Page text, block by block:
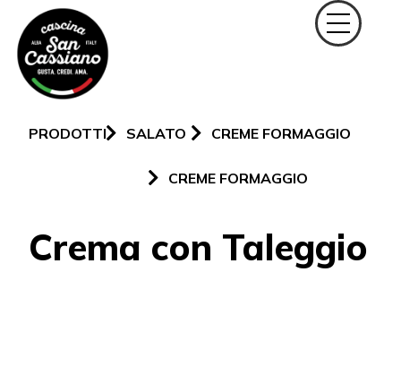
PRODOTTI SALATO CREME FORMAGGIO
CREME FORMAGGIO
Crema con Taleggio